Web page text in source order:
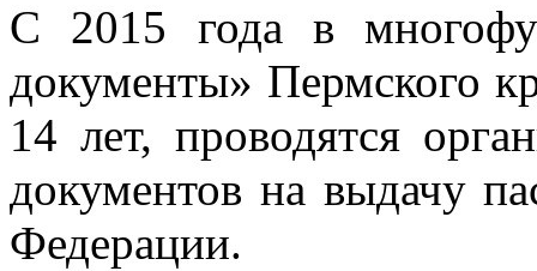
С 2015 года в
документы» Пермского
14 лет, проводятся
документов на выдачу
Федерации.